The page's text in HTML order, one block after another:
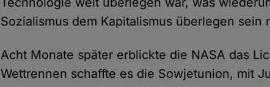
Sozialismus dem Kapitalismus überlegen sein
Acht Monate später erblickte die NASA das
Wettrennen schaffte es die Sowjetunion, mit